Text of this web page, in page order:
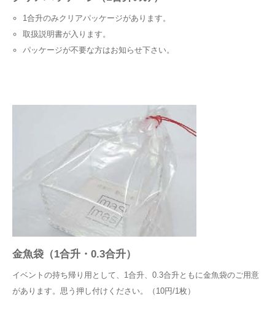
1合升のみクリアパッケージがあります。
取扱説明書が入ります。
パッケージが不要な方はお知らせ下さい。
金魚袋（1合升・0.3合升）
イベントの持ち帰り用として、1合升、0.3合升ともに金魚袋のご用意
があります。思う押し付けください。（10円/1枚）